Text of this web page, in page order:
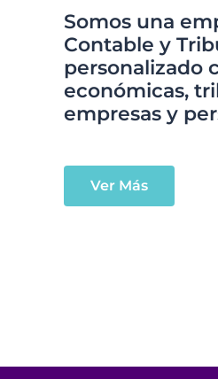
Somos una
Contable y
personalizado
económicas,
empresas y
Ver Más